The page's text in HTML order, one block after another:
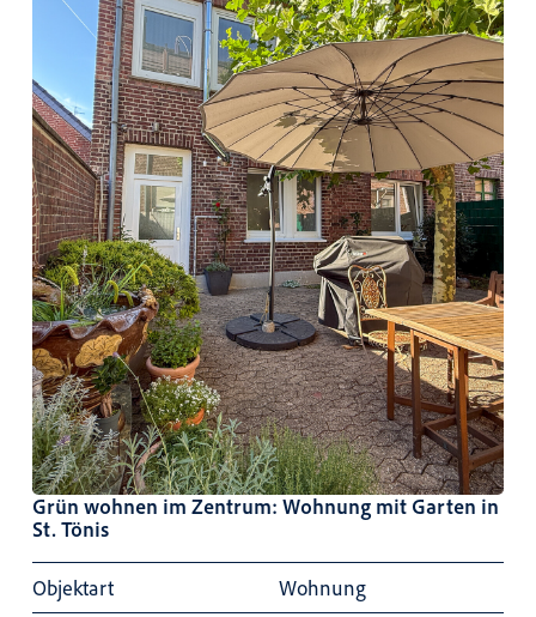
Grün wohnen im Zentrum: Wohnung mit Garten in
St. Tönis
Objektart
Wohnung